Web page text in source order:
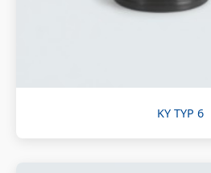
KY TYP 6